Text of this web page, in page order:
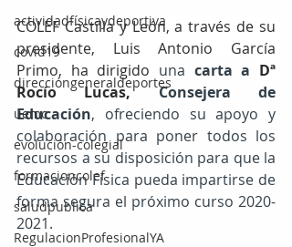
actividadfísicaydeportiva
covid19
direccióngeneraldeportes
uemc
evolución-colegial
formacioncolef
saludpublica
RegulacionProfesionalYA
COLEF Castilla y León, a través de su
presidente, Luis Antonio García
Primo, ha dirigido una carta a Dª
Rocío Lucas, Consejera de
Educación, ofreciendo su apoyo y
colaboración para poner todos los
recursos a su disposición para que la
Educación Física pueda impartirse de
forma segura el próximo curso 2020-
2021.